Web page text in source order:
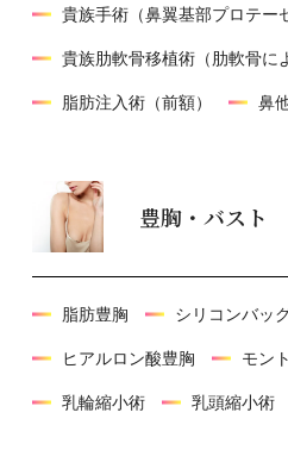
貴族手術（鼻翼基部プロテー
貴族肋軟骨移植術（肋軟骨に
脂肪注⼊術（前額） 鼻
豊胸・バスト
脂肪豊胸 シリコンバッ
ヒアルロン酸豊胸 モン
乳輪縮小術 乳頭縮小術